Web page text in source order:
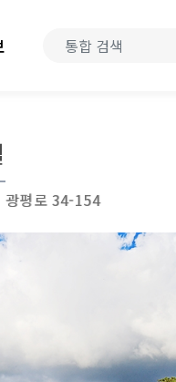
광평로 34-154